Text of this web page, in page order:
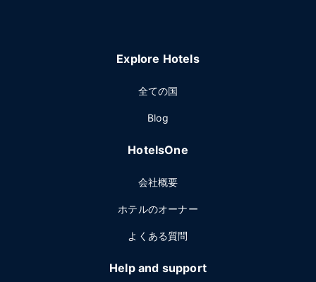
Explore Hotels
全ての国
Blog
HotelsOne
会社概要
ホテルのオーナー
よくある質問
Help and support